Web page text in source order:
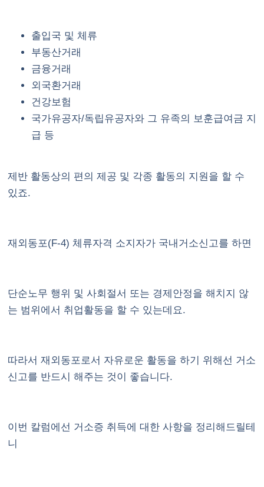
출입국 및 체류
부동산거래
금융거래
외국환거래
건강보험
국가유공자/독립유공자와 그 유족의 보훈급여금 지
급 등
제반 활동상의 편의 제공 및 각종 활동의 지원을 할 수
있죠.
재외동포(F-4) 체류자격 소지자가 국내거소신고를 하면
단순노무 행위 및 사회절서 또는 경제안정을 해치지 않
는 범위에서 취업활동을 할 수 있는데요.
따라서 재외동포로서 자유로운 활동을 하기 위해선 거소
신고를 반드시 해주는 것이 좋습니다.
이번 칼럼에선 거소증 취득에 대한 사항을 정리해드릴테
니